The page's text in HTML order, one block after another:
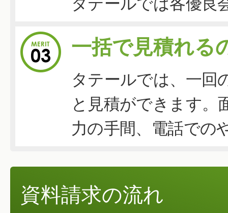
一括で見積れる
タテールでは、一回
と見積ができます。
力の手間、電話での
資料請求の流れ